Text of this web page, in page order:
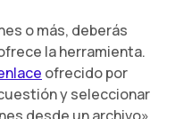
o más, deberás
la herramienta.
ofrecido por
y seleccionar